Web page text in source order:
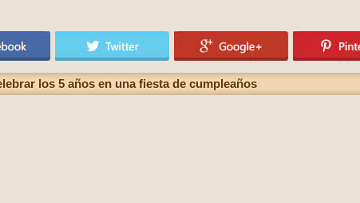
los 5 años en una fiesta de cumpleaños